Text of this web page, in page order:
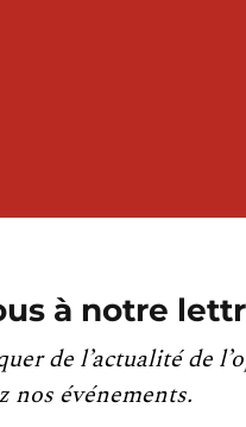
à notre
de l’actualité de
événements.